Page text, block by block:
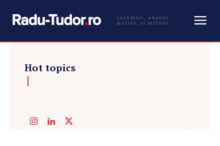
jurnalist, analist
politic si militar
Hot topics